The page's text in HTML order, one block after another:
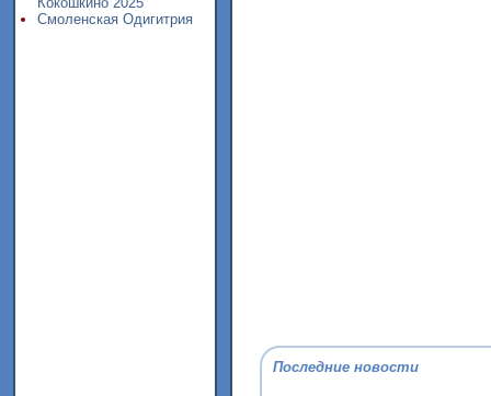
Смоленская Одигитрия
Последние новости